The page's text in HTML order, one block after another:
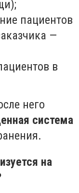
пациентов
—
в
него
система
на